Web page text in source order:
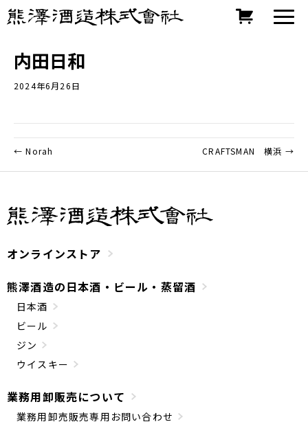
内田日和
2024年6月26日
← Norah CRAFTSMAN 横浜 →
オンラインストア
熊澤酒造の日本酒・ビール・蒸留酒
日本酒
ビール
ジン
ウイスキー
業務用卸販売について
業務用卸売販売専用お問い合わせ